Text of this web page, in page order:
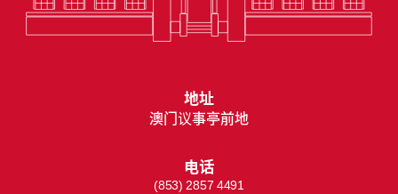
地址
澳门议事亭前地
电话
(853) 2857 4491